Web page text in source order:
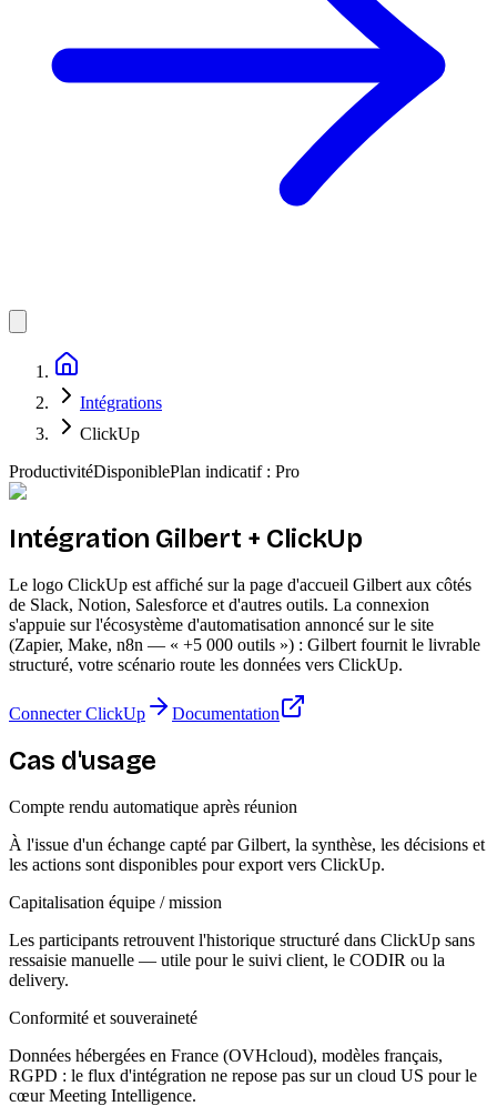
Intégrations
ClickUp
ProductivitéDisponiblePlan indicatif : Pro
Intégration Gilbert + ClickUp
Le logo ClickUp est affiché sur la page d'accueil Gilbert aux côtés
de Slack, Notion, Salesforce et d'autres outils. La connexion
s'appuie sur l'écosystème d'automatisation annoncé sur le site
(Zapier, Make, n8n — « +5 000 outils ») : Gilbert fournit le livrable
structuré, votre scénario route les données vers ClickUp.
Connecter ClickUp Documentation
Cas d'usage
Compte rendu automatique après réunion
À l'issue d'un échange capté par Gilbert, la synthèse, les décisions et
les actions sont disponibles pour export vers ClickUp.
Capitalisation équipe / mission
Les participants retrouvent l'historique structuré dans ClickUp sans
ressaisie manuelle — utile pour le suivi client, le CODIR ou la
delivery.
Conformité et souveraineté
Données hébergées en France (OVHcloud), modèles français,
RGPD : le flux d'intégration ne repose pas sur un cloud US pour le
cœur Meeting Intelligence.